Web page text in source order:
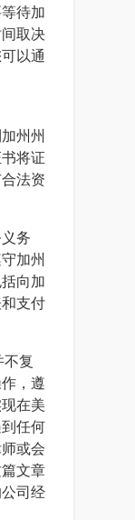
待加
取决
以通
州州
将证
法资
务
加州
向加
支付
不复
，遵
在美
任何
或会
文章
司经